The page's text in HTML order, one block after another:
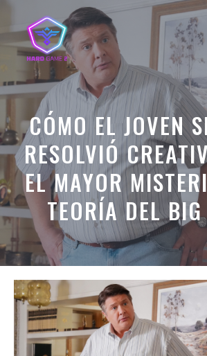
contenido
CÓMO EL JOVEN
RESOLVIÓ
EL MAYOR
TEORÍA DEL